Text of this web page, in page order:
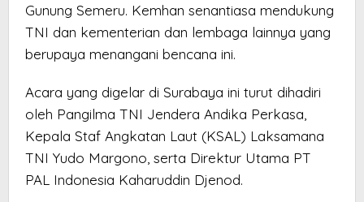
Gunung Semeru. Kemhan senantiasa mendukung
TNI dan kementerian dan lembaga lainnya yang
berupaya menangani bencana ini.
Acara yang digelar di Surabaya ini turut dihadiri
oleh Pangilma TNI Jendera Andika Perkasa,
Kepala Staf Angkatan Laut (KSAL) Laksamana
TNI Yudo Margono, serta Direktur Utama PT
PAL Indonesia Kaharuddin Djenod.